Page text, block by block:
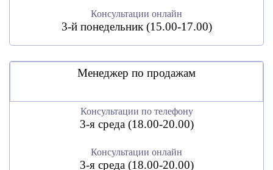
Консультации онлайн
3-й понедельник (15.00-17.00)
Менеджер по продажам
Консультации по телефону
3-я среда (18.00-20.00)
Консультации онлайн
3-я среда (18.00-20.00)